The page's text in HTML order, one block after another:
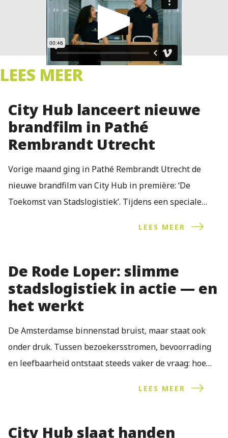
LEES MEER
City Hub lanceert nieuwe
brandfilm in Pathé
Rembrandt Utrecht
Vorige maand ging in Pathé Rembrandt Utrecht de
nieuwe brandfilm van City Hub in première: ‘De
Toekomst van Stadslogistiek’. Tijdens een speciale
LEES MEER
De Rode Loper: slimme
stadslogistiek in actie — en
het werkt
De Amsterdamse binnenstad bruist, maar staat ook
onder druk. Tussen bezoekersstromen, bevoorrading
en leefbaarheid ontstaat steeds vaker de vraag: hoe
antwoord komt steeds vaker uit slimme, gebundelde
dit werkt.
LEES MEER
City Hub slaat handen